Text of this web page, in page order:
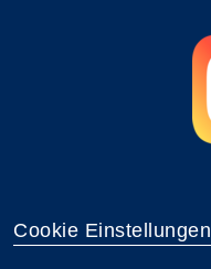
Cookie Einstellungen